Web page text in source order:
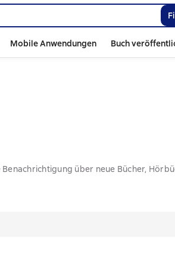
Mobile Anwendungen Buch
Benachrichtigung über neue Bücher,